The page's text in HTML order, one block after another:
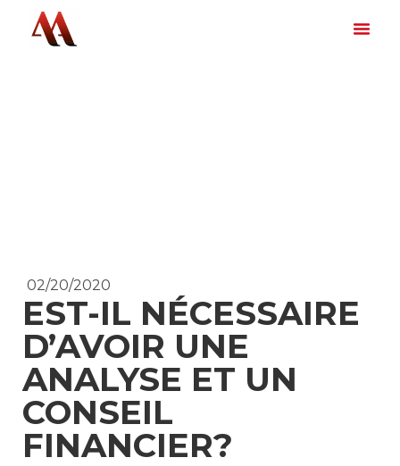
02/20/2020
EST-IL NÉCESSAIRE
D’AVOIR UNE
ANALYSE ET UN
CONSEIL
FINANCIER?